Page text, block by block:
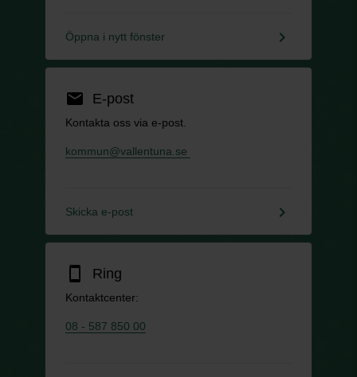
Öppna i nytt fönster keyboard_arrow_right
email E-post
Kontakta oss via e-post.
kommun@vallentuna.se
Skicka e-post keyboard_arrow_right
smartphone Ring
Kontaktcenter:
08 - 587 850 00